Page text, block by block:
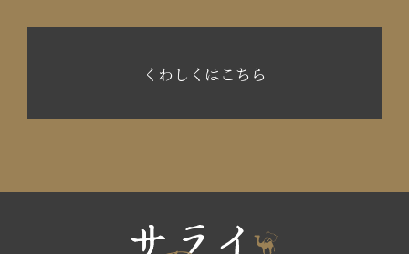
くわしくはこちら